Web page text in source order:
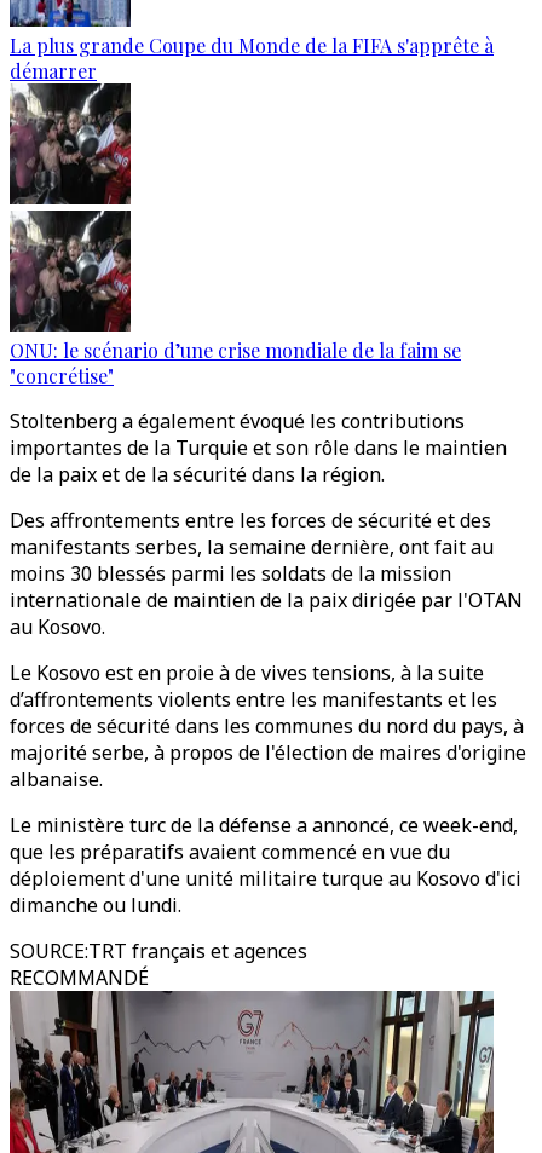
La plus grande Coupe du Monde de la FIFA s'apprête à
démarrer
ONU: le scénario d’une crise mondiale de la faim se
"concrétise"
Stoltenberg a également évoqué les contributions
importantes de la Turquie et son rôle dans le maintien
de la paix et de la sécurité dans la région.
Des affrontements entre les forces de sécurité et des
manifestants serbes, la semaine dernière, ont fait au
moins 30 blessés parmi les soldats de la mission
internationale de maintien de la paix dirigée par l'OTAN
au Kosovo.
Le Kosovo est en proie à de vives tensions, à la suite
d’affrontements violents entre les manifestants et les
forces de sécurité dans les communes du nord du pays, à
majorité serbe, à propos de l'élection de maires d'origine
albanaise.
Le ministère turc de la défense a annoncé, ce week-end,
que les préparatifs avaient commencé en vue du
déploiement d'une unité militaire turque au Kosovo d'ici
dimanche ou lundi.
SOURCE:TRT français et agences
RECOMMANDÉ